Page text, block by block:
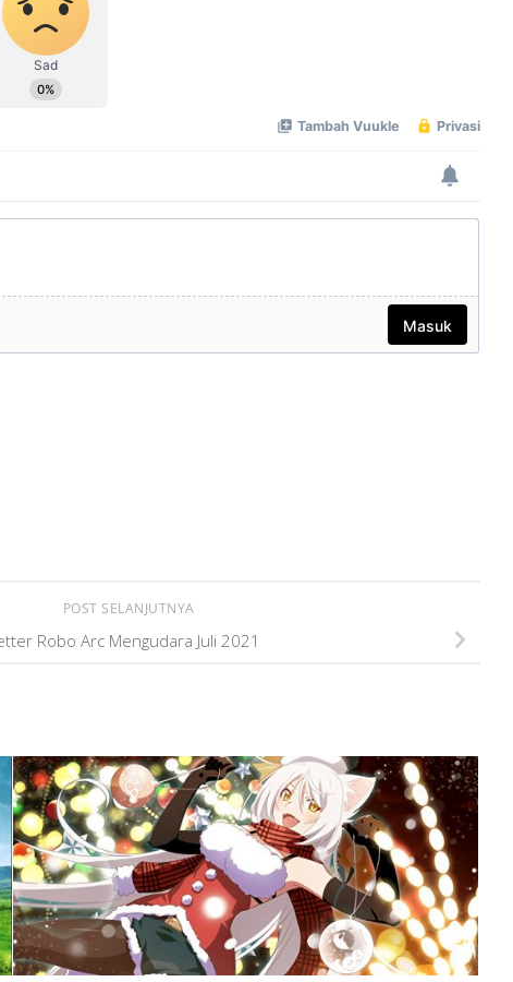
POST SELANJUTNYA
Robo Arc Mengudara Juli 2021